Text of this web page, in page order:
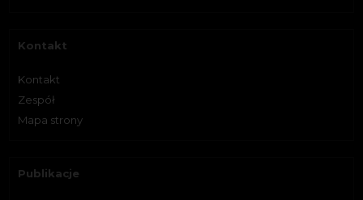
Kontakt
Kontakt
Zespół
Mapa strony
Publikacje